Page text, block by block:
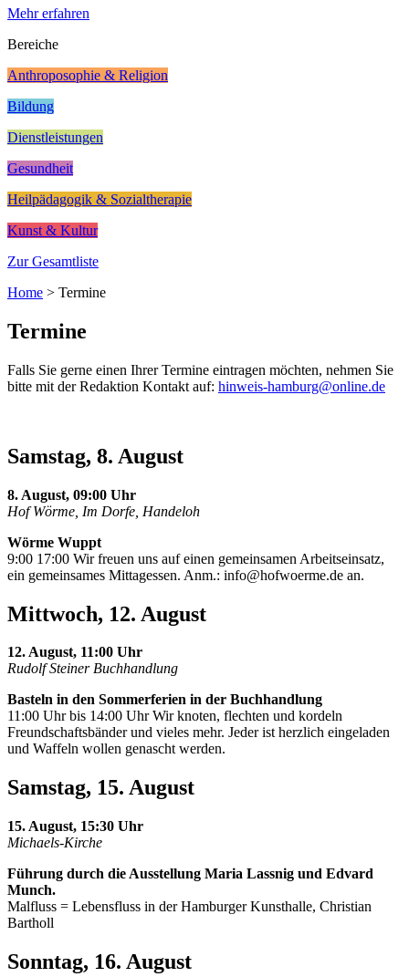
Mehr erfahren
Bereiche
Anthroposophie & Religion
Bildung
Dienstleistungen
Gesundheit
Heilpädagogik & Sozialtherapie
Kunst & Kultur
Zur Gesamtliste
Home > Termine
Termine
Falls Sie gerne einen Ihrer Termine eintragen möchten, nehmen Sie
bitte mit der Redaktion Kontakt auf: hinweis-hamburg@online.de
Samstag, 8. August
8. August, 09:00 Uhr
Hof Wörme, Im Dorfe, Handeloh
Wörme Wuppt
9:00 17:00 Wir freuen uns auf einen gemeinsamen Arbeitseinsatz,
ein gemeinsames Mittagessen. Anm.: info@hofwoerme.de an.
Mittwoch, 12. August
12. August, 11:00 Uhr
Rudolf Steiner Buchhandlung
Basteln in den Sommerferien in der Buchhandlung
11:00 Uhr bis 14:00 Uhr Wir knoten, flechten und kordeln
Freundschaftsbänder und vieles mehr. Jeder ist herzlich eingeladen
und Waffeln wollen genascht werden.
Samstag, 15. August
15. August, 15:30 Uhr
Michaels-Kirche
Führung durch die Ausstellung Maria Lassnig und Edvard
Munch.
Malfluss = Lebensfluss in der Hamburger Kunsthalle, Christian
Bartholl
Sonntag, 16. August